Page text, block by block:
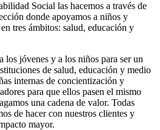
Social las hacemos a través de
donde apoyamos a niños y
tres ámbitos: salud, educación y
los jóvenes y a los niños para ser un
de salud, educación y medio
internas de concientización y
para que ellos pasen el mismo
una cadena de valor. Todas
de hacer con nuestros clientes y
mayor.